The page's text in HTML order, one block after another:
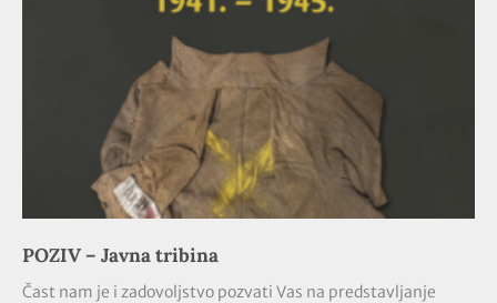
POZIV – Javna tribina
Čast nam je i zadovoljstvo pozvati Vas na predstavljanje